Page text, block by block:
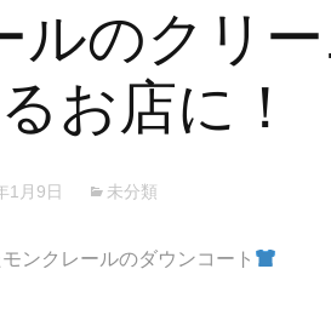
ッ
プ
ルのクリ
お店に！
1月9日 未分類
ンクレールのダウンコート